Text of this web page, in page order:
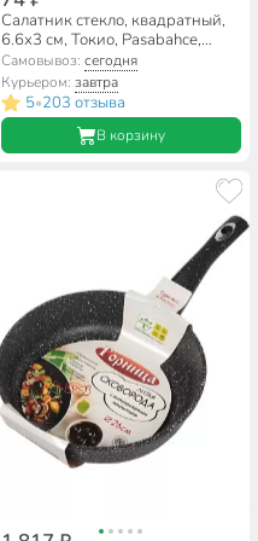
Салатник стекло, квадратный,
6.6х3 см, Токио, Pasabahce,
53682SLB
Самовывоз: сегодня
Курьером: завтра
5•203 отзыва
В корзину